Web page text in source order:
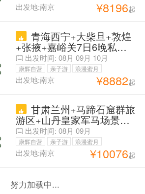
窟+网红315U型公路+水上
雅丹 经典甘青【丹霞+湖泊
+草原+戈壁+雅丹】【旅行
社自营爆品】
父母安心游
出发地:南京 ¥8196起
青海西宁+大柴旦+敦煌
+张掖+嘉峪关7日6晚私家
团 【金秋特惠！咨询即领
豪华礼包&高额立减&行程
灵活调整】莫高窟专业讲解
&赠茶卡小火车|含一动车|精
华景点遍览【青海三湖+莫
高窟+月牙泉+七彩丹霞】&
赠送氧气瓶
出发时间: 08月 09月 10月
康辉自营 亲子游
浪漫蜜月
父母安心游
出发地:南京 ¥8882起
甘肃兰州+马蹄石窟群旅
游区+山丹皇家军马场景区
+张掖七彩丹霞旅游景区
+榆林窟+嘉峪关嘉峪关关
城+敦煌7日6晚私家团 【丝
路故事·梦幻河西行】文化
地质奇观·大峡谷&七彩丹霞
出发时间: 08月 09月
康辉自营 亲子游
浪漫蜜月
父母安心游
出发地:南京 ¥10076起
努力加载中...